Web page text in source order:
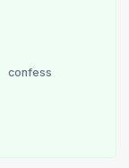
confess